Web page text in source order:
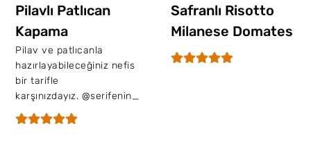
Pilavlı Patlıcan
Kapama
Pilav ve patlıcanla
hazırlayabileceğiniz nefis
bir tarifle
karşınızdayız. @serifenin_...
Safranlı Risotto
Milanese Domates
Soslu Dana Bonfile